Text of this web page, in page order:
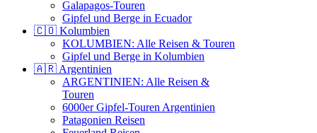
Galapagos-Touren
Gipfel und Berge in Ecuador
🇨🇴 Kolumbien
KOLUMBIEN: Alle Reisen & Touren
Gipfel und Berge in Kolumbien
🇦🇷 Argentinien
ARGENTINIEN: Alle Reisen &
Touren
6000er Gipfel-Touren Argentinien
Patagonien Reisen